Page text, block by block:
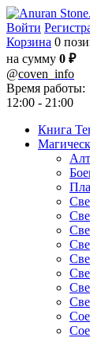
Войти
Корзина 0
на сумму 0 ₽
@coven_info
Время работы:
12:00 - 21:00
Книга